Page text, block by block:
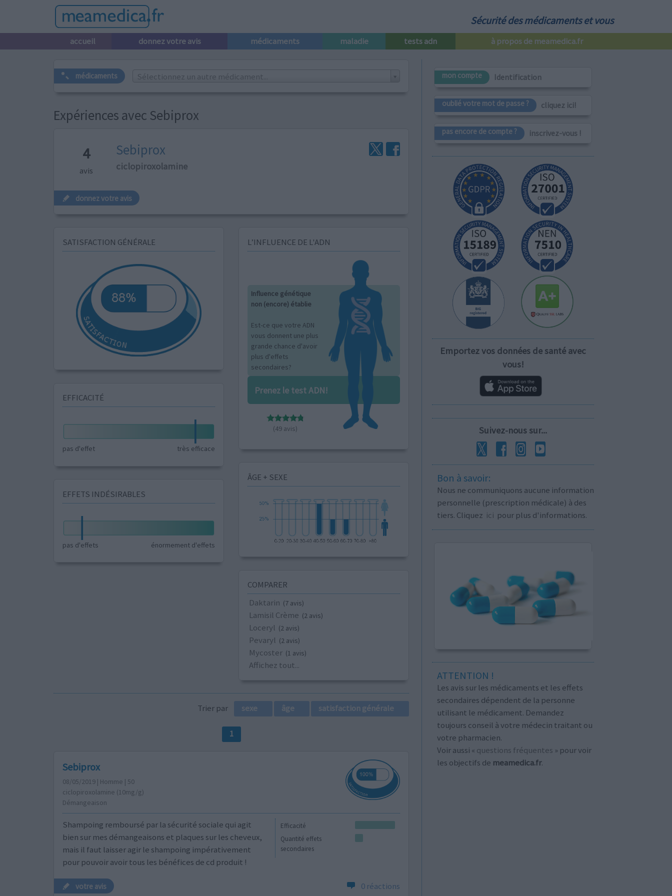
Sécurité des médicaments et vous
accueil donnez votre avis médicaments maladie tests adn à propos de meamedica.fr
médicaments Sélectionnez un autre médicament...
Expériences avec Sebiprox
4
avis
Sebiprox
ciclopiroxolamine
donnez votre avis
SATISFACTION GÉNÉRALE
EFFICACITÉ
pas d'effet très efficace
EFFETS INDÉSIRABLES
pas d'effets énormement d'effets
L’INFLUENCE DE L'ADN
Influence génétique
non (encore) établie
Est-ce que votre ADN
vous donnent une plus
grande chance d'avoir
plus d'effets
secondaires?
Prenez le test ADN!
(49 avis)
ÂGE + SEXE
COMPARER
Daktarin (7 avis)
Lamisil Crème (2 avis)
Loceryl (2 avis)
Pevaryl (2 avis)
Mycoster (1 avis)
Affichez tout...
Trier par sexe âge satisfaction générale
1
Sebiprox
08/05/2019 | Homme | 50
ciclopiroxolamine (10mg/g)
Démangeaison
Efficacité
Quantité effets
secondaires
Shampoing remboursé par la sécurité sociale qui agit
bien sur mes démangeaisons et plaques sur les cheveux,
mais il faut laisser agir le shampoing impérativement
pour pouvoir avoir tous les bénéfices de cd produit !
votre avis 0 réactions
mon compte Identification
oublié votre mot de passe ? cliquez ici!
pas encore de compte ? inscrivez-vous !
Emportez vos données de santé avec
vous!
Suivez-nous sur...
Bon à savoir:
Nous ne communiquons aucune information
personnelle (prescription médicale) à des
tiers. Cliquez ici pour plus d'informations.
ATTENTION !
Les avis sur les médicaments et les effets
secondaires dépendent de la personne
utilisant le médicament. Demandez
toujours conseil à votre médecin traitant ou
votre pharmacien.
Voir aussi « questions fréquentes » pour voir
les objectifs de meamedica.fr.